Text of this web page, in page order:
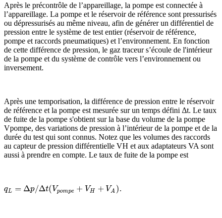
Après le précontrôle de l’appareillage, la pompe est connectée à
l’appareillage. La pompe et le réservoir de référence sont pressurisés
ou dépressurisés au même niveau, afin de générer un différentiel de
pression entre le système de test entier (réservoir de référence,
pompe et raccords pneumatiques) et l’environnement. En fonction
de cette différence de pression, le gaz traceur s’écoule de l'intérieur
de la pompe et du système de contrôle vers l’environnement ou
inversement.
Après une temporisation, la différence de pression entre le réservoir
de référence et la pompe est mesurée sur un temps défini Δt. Le taux
de fuite de la pompe s'obtient sur la base du volume de la pompe
Vpompe, des variations de pression à l’intérieur de la pompe et de la
durée du test qui sont connus. Notez que les volumes des raccords
au capteur de pression différentielle VH et aux adaptateurs VA sont
aussi à prendre en compte. Le taux de fuite de la pompe est
qL = Δp/Δt(Vpompe + VH + VA ).
qL =Δ p/Δt(Vpo mpe+V H+ VA ).